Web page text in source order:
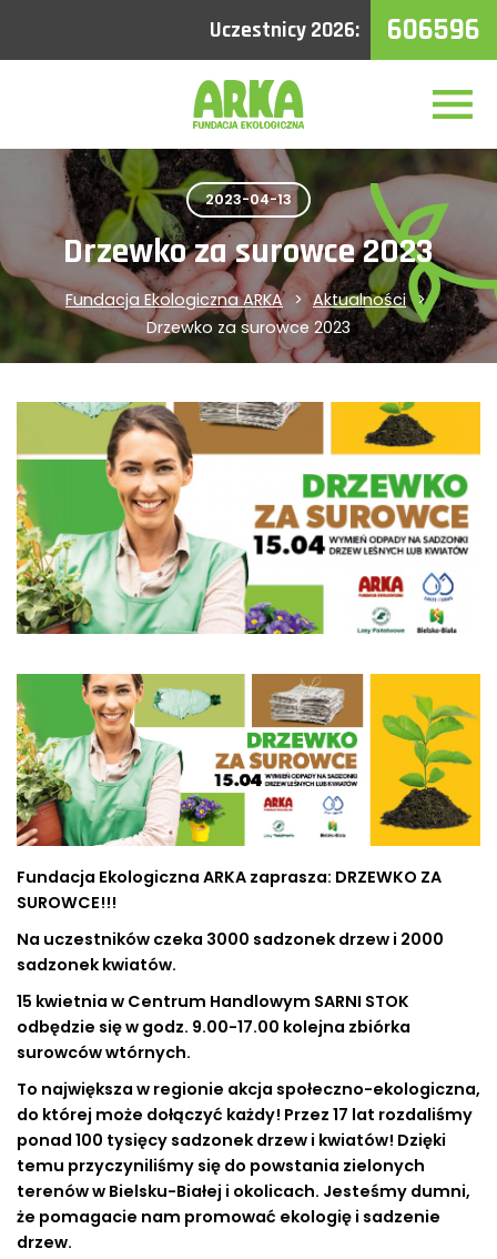
Uczestnicy 2026: 606596
2023-04-13
Drzewko za surowce 2023
Fundacja Ekologiczna ARKA
Aktualności
Drzewko za surowce 2023
Fundacja Ekologiczna ARKA zaprasza: DRZEWKO ZA
SUROWCE!!!
Na uczestników czeka 3000 sadzonek drzew i 2000
sadzonek kwiatów.
15 kwietnia w Centrum Handlowym SARNI STOK
odbędzie się w godz. 9.00-17.00 kolejna zbiórka
surowców wtórnych.
To największa w regionie akcja społeczno-ekologiczna,
do której może dołączyć każdy! Przez 17 lat rozdaliśmy
ponad 100 tysięcy sadzonek drzew i kwiatów! Dzięki
temu przyczyniliśmy się do powstania zielonych
terenów w Bielsku-Białej i okolicach. Jesteśmy dumni,
że pomagacie nam promować ekologię i sadzenie
drzew.